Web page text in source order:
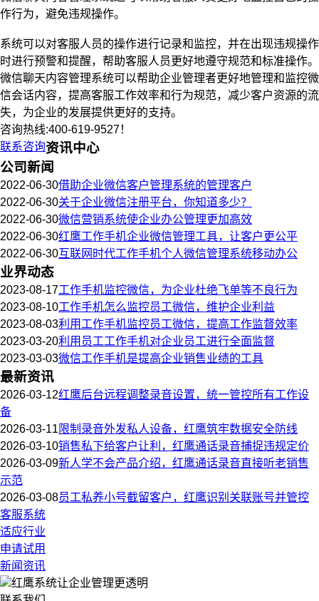
作行为，避免违规操作。
系统可以对客服人员的操作进行记录和监控，并在出现违规操作
时进行预警和提醒，帮助客服人员更好地遵守规范和标准操作。
微信聊天内容管理系统可以帮助企业管理者更好地管理和监控微
信会话内容，提高客服工作效率和行为规范，减少客户资源的流
失，为企业的发展提供更好的支持。
咨询热线:400-619-9527！
联系咨询资讯中心
公司新闻
2022-06-30借助企业微信客户管理系统的管理客户
2022-06-30关于企业微信注册平台，你知道多少？
2022-06-30微信营销系统使企业办公管理更加高效
2022-06-30红鹰工作手机企业微信管理工具，让客户更公平
2022-06-30互联网时代工作手机个人微信管理系统移动办公
业界动态
2023-08-17工作手机监控微信，为企业杜绝飞单等不良行为
2023-08-10工作手机怎么监控员工微信，维护企业利益
2023-08-03利用工作手机监控员工微信，提高工作监督效率
2023-03-20利用员工工作手机对企业员工进行全面监督
2023-03-03微信工作手机是提高企业销售业绩的工具
最新资讯
2026-03-12红鹰后台远程调整录音设置，统一管控所有工作设
备
2026-03-11 限制录音外发私人设备，红鹰筑牢数据安全防线
2026-03-10销售私下给客户让利，红鹰通话录音捕捉违规定价
2026-03-09新人学不会产品介绍，红鹰通话录音直接听老销售
示范
2026-03-08员工私养小号截留客户，红鹰识别关联账号并管控
客服系统
适应行业
申请试用
新闻资讯
红鹰系统让企业管理更透明